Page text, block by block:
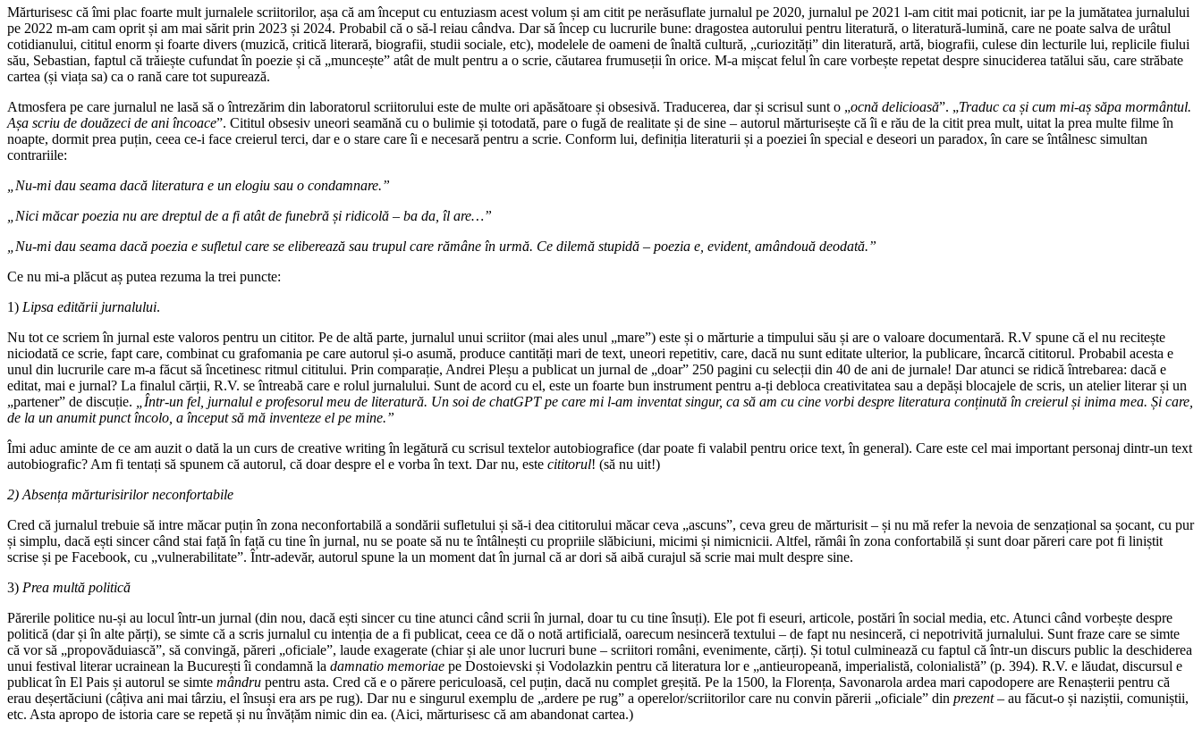
Mărturisesc că îmi plac foarte mult jurnalele scriitorilor, așa că am început cu entuziasm acest volum și am citit pe nerăsuflate jurnalul pe 2020, jurnalul pe 2021 l-am citit mai poticnit, iar pe la jumătatea jurnalului
pe 2022 m-am cam oprit și am mai sărit prin 2023 și 2024. Probabil că o să-l reiau cândva. Dar să încep cu lucrurile bune: dragostea autorului pentru literatură, o literatură-lumină, care ne poate salva de urâtul
cotidianului, cititul enorm și foarte divers (muzică, critică literară, biografii, studii sociale, etc), modelele de oameni de înaltă cultură, „curiozități” din literatură, artă, biografii, culese din lecturile lui, replicile fiului
său, Sebastian, faptul că trăiește cufundat în poezie și că „muncește” atât de mult pentru a o scrie, căutarea frumuseții în orice. M-a mișcat felul în care vorbește repetat despre sinuciderea tatălui său, care străbate
cartea (și viața sa) ca o rană care tot supurează.
Atmosfera pe care jurnalul ne lasă să o întrezărim din laboratorul scriitorului este de multe ori apăsătoare și obsesivă. Traducerea, dar și scrisul sunt o „ocnă delicioasă”. „Traduc ca și cum mi-aș săpa mormântul.
Așa scriu de douăzeci de ani încoace”. Cititul obsesiv uneori seamănă cu o bulimie și totodată, pare o fugă de realitate și de sine – autorul mărturisește că îi e rău de la citit prea mult, uitat la prea multe filme în
noapte, dormit prea puțin, ceea ce-i face creierul terci, dar e o stare care îi e necesară pentru a scrie. Conform lui, definiția literaturii și a poeziei în special e deseori un paradox, în care se întâlnesc simultan
contrariile:
„Nu-mi dau seama dacă literatura e un elogiu sau o condamnare.”
„Nici măcar poezia nu are dreptul de a fi atât de funebră și ridicolă – ba da, îl are…”
„Nu-mi dau seama dacă poezia e sufletul care se eliberează sau trupul care rămâne în urmă. Ce dilemă stupidă – poezia e, evident, amândouă deodată.”
Ce nu mi-a plăcut aș putea rezuma la trei puncte:
1) Lipsa editării jurnalului.
Nu tot ce scriem în jurnal este valoros pentru un cititor. Pe de altă parte, jurnalul unui scriitor (mai ales unul „mare”) este și o mărturie a timpului său și are o valoare documentară. R.V spune că el nu recitește
niciodată ce scrie, fapt care, combinat cu grafomania pe care autorul și-o asumă, produce cantități mari de text, uneori repetitiv, care, dacă nu sunt editate ulterior, la publicare, încarcă cititorul. Probabil acesta e
unul din lucrurile care m-a făcut să încetinesc ritmul cititului. Prin comparație, Andrei Pleșu a publicat un jurnal de „doar” 250 pagini cu selecții din 40 de ani de jurnale! Dar atunci se ridică întrebarea: dacă e
editat, mai e jurnal? La finalul cărții, R.V. se întreabă care e rolul jurnalului. Sunt de acord cu el, este un foarte bun instrument pentru a-ți debloca creativitatea sau a depăși blocajele de scris, un atelier literar și un
„partener” de discuție.
„Într-un fel, jurnalul e profesorul meu de literatură. Un soi de chatGPT pe care mi l-am inventat singur, ca să am cu cine vorbi despre literatura conținută în creierul și inima mea. Și care,
de la un anumit punct încolo, a început să mă inventeze el pe mine.”
Îmi aduc aminte de ce am auzit o dată la un curs de creative writing în legătură cu scrisul textelor autobiografice (dar poate fi valabil pentru orice text, în general). Care este cel mai important personaj dintr-un text
autobiografic? Am fi tentați să spunem că autorul, că doar despre el e vorba în text. Dar nu, este cititorul! (să nu uit!)
2) Absența mărturisirilor neconfortabile
Cred că jurnalul trebuie să intre măcar puțin în zona neconfortabilă a sondării sufletului și să-i dea cititorului măcar ceva „ascuns”, ceva greu de mărturisit – și nu mă refer la nevoia de senzațional sa șocant, cu pur
și simplu, dacă ești sincer când stai față în față cu tine în jurnal, nu se poate să nu te întâlnești cu propriile slăbiciuni, micimi și nimicnicii. Altfel, rămâi în zona confortabilă și sunt doar păreri care pot fi liniștit
scrise și pe Facebook, cu „vulnerabilitate”. Într-adevăr, autorul spune la un moment dat în jurnal că ar dori să aibă curajul să scrie mai mult despre sine.
3) Prea multă politică
Părerile politice nu-și au locul într-un jurnal (din nou, dacă ești sincer cu tine atunci când scrii în jurnal, doar tu cu tine însuți). Ele pot fi eseuri, articole, postări în social media, etc. Atunci când vorbește despre
politică (dar și în alte părți), se simte că a scris jurnalul cu intenția de a fi publicat, ceea ce dă o notă artificială, oarecum nesinceră textului – de fapt nu nesinceră, ci nepotrivită jurnalului. Sunt fraze care se simte
că vor să „propovăduiască”, să convingă, păreri „oficiale”, laude exagerate (chiar și ale unor lucruri bune – scriitori români, evenimente, cărți). Și totul culminează cu faptul că într-un discurs public la deschiderea
unui festival literar ucrainean la București îi condamnă la damnatio memoriae pe Dostoievski și Vodolazkin pentru că literatura lor e „antieuropeană, imperialistă, colonialistă” (p. 394). R.V. e lăudat, discursul e
publicat în El Pais și autorul se simte mândru pentru asta. Cred că e o părere periculoasă, cel puțin, dacă nu complet greșită. Pe la 1500, la Florența, Savonarola ardea mari capodopere are Renașterii pentru că
erau deșertăciuni (câțiva ani mai târziu, el însuși era ars pe rug). Dar nu e singurul exemplu de „ardere pe rug” a operelor/scriitorilor care nu convin părerii „oficiale” din prezent– au făcut-o și naziștii, comuniștii,
etc. Asta apropo de istoria care se repetă și nu învățăm nimic din ea. (Aici, mărturisesc că am abandonat cartea.)